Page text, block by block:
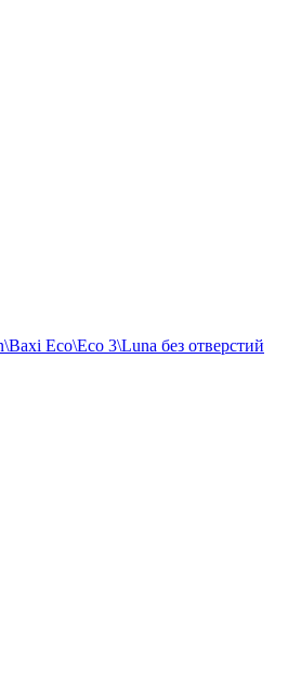
Eco\Eco 3\Luna без отверстий